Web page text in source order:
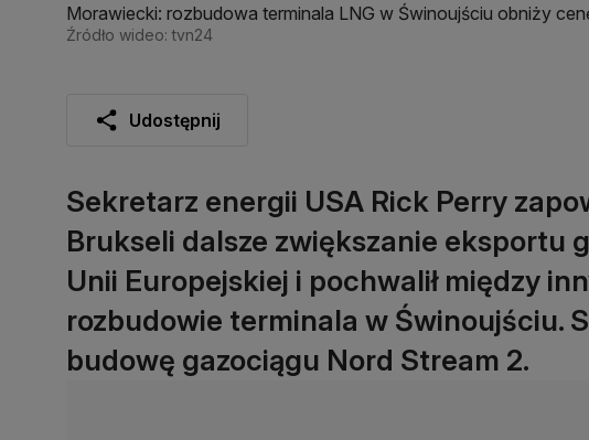
Morawiecki: rozbudowa terminala LNG w Świnoujściu obniży
Źródło wideo: tvn24
Udostępnij
Sekretarz energii USA Rick Perry
Brukseli dalsze zwiększanie eksportu
Unii Europejskiej i pochwalił między
rozbudowie terminala w Świnoujściu.
budowę gazociągu Nord Stream 2.